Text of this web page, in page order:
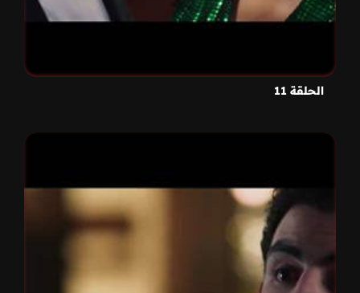
الحلقة 11